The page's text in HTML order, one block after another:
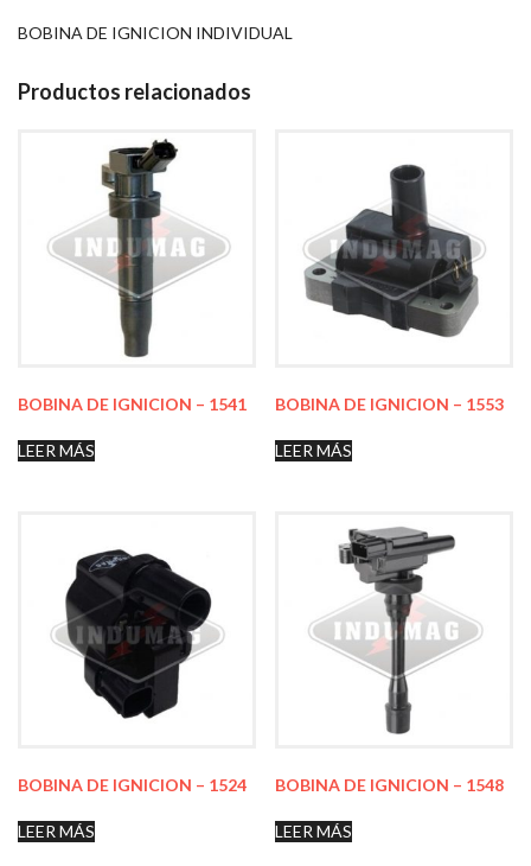
BOBINA DE IGNICION INDIVIDUAL
Productos relacionados
BOBINA DE IGNICION – 1541
LEER MÁS
BOBINA DE IGNICION – 1553
LEER MÁS
BOBINA DE IGNICION – 1524
LEER MÁS
BOBINA DE IGNICION – 1548
LEER MÁS